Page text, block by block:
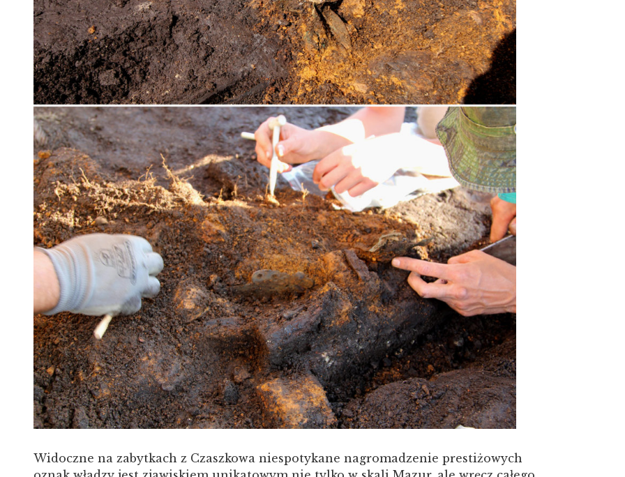
Widoczne na zabytkach z Czaszkowa niespotykane nagromadzenie prestiżowych